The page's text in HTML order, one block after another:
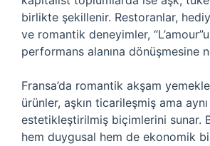
birlikte şekillenir. Restoranlar,
ve romantik deneyimler,
performans alanına dönüşmesine
Fransa’da romantik akşam
ürünler, aşkın ticarileşmiş ama
estetikleştirilmiş biçimlerini sunar.
hem duygusal hem de ekonomik